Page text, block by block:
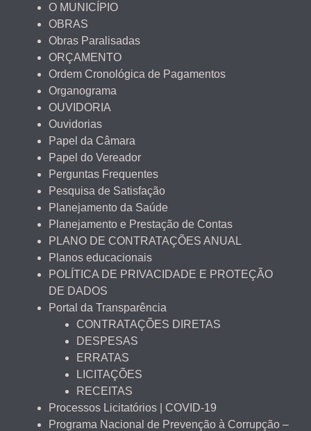
O MUNICÍPIO
OBRAS
Obras Paralisadas
ORÇAMENTO
Ordem Cronológica de Pagamentos
Organograma
OUVIDORIA
Ouvidorias
Papel da Câmara
Papel do Vereador
Perguntas Frequentes
Pesquisa de Satisfação
Planejamento da Saúde
Planejamento e Prestação de Contas
PLANO DE CONTRATAÇÕES ANUAL
Planos educacionais
POLÍTICA DE PRIVACIDADE E PROTEÇÃO
DE DADOS
Portal da Transparência
CONTRATAÇÕES DIRETAS
DESPESAS
ERRATAS
LICITAÇÕES
RECEITAS
Processos Licitatórios | COVID-19
Programa Nacional de Prevenção à Corrupção –